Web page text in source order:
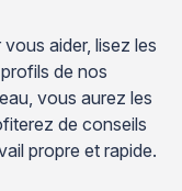
aider, lisez les
de nos
vous aurez les
de conseils
propre et rapide.